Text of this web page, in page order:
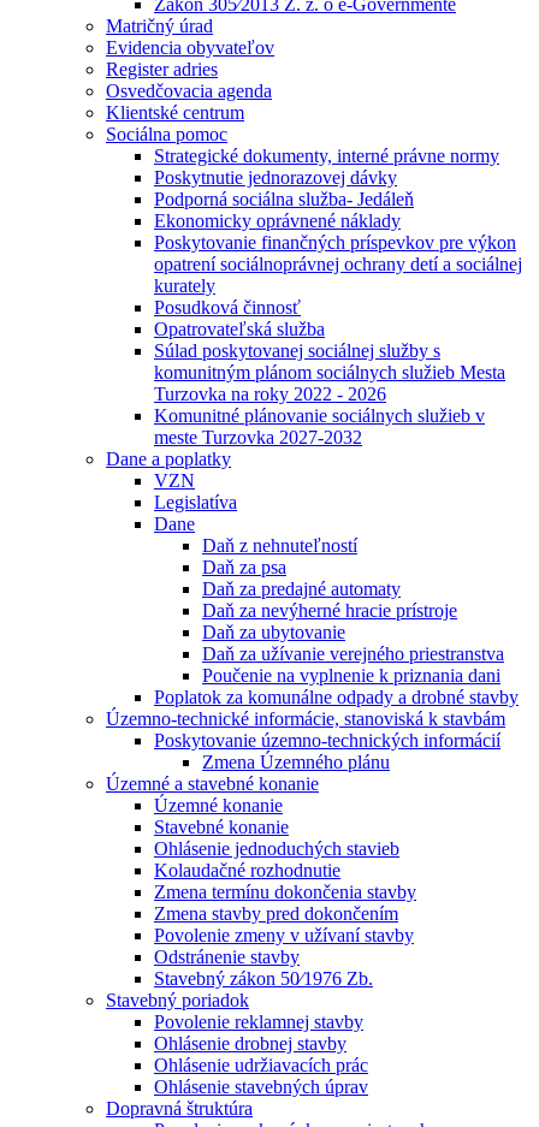
Zákon 305⁄2013 Z. z. o e-Governmente
Matričný úrad
Evidencia obyvateľov
Register adries
Osvedčovacia agenda
Klientské centrum
Sociálna pomoc
Strategické dokumenty, interné právne normy
Poskytnutie jednorazovej dávky
Podporná sociálna služba- Jedáleň
Ekonomicky oprávnené náklady
Poskytovanie finančných príspevkov pre výkon
opatrení sociálnoprávnej ochrany detí a sociálnej
kurately
Posudková činnosť
Opatrovateľská služba
Súlad poskytovanej sociálnej služby s
komunitným plánom sociálnych služieb Mesta
Turzovka na roky 2022 - 2026
Komunitné plánovanie sociálnych služieb v
meste Turzovka 2027-2032
Dane a poplatky
VZN
Legislatíva
Dane
Daň z nehnuteľností
Daň za psa
Daň za predajné automaty
Daň za nevýherné hracie prístroje
Daň za ubytovanie
Daň za užívanie verejného priestranstva
Poučenie na vyplnenie k priznania dani
Poplatok za komunálne odpady a drobné stavby
Územno-technické informácie, stanoviská k stavbám
Poskytovanie územno-technických informácií
Zmena Územného plánu
Územné a stavebné konanie
Územné konanie
Stavebné konanie
Ohlásenie jednoduchých stavieb
Kolaudačné rozhodnutie
Zmena termínu dokončenia stavby
Zmena stavby pred dokončením
Povolenie zmeny v užívaní stavby
Odstránenie stavby
Stavebný zákon 50⁄1976 Zb.
Stavebný poriadok
Povolenie reklamnej stavby
Ohlásenie drobnej stavby
Ohlásenie udržiavacích prác
Ohlásenie stavebných úprav
Dopravná štruktúra